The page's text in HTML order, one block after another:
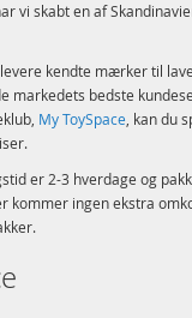
vi skabt en af
kendte mærker til
markedets bedste
My ToySpace, kan du
er 2-3 hverdage og
kommer ingen ekstra